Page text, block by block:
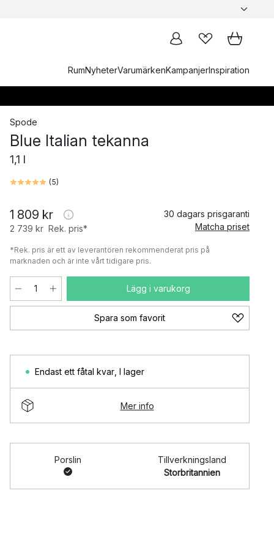
RumNyheterVarumärkenKampanjerInspiration
Spode
Blue Italian tekanna
1,1 l
(5)
1 809 kr
2 739 kr Rek. pris*
30 dagars prisgaranti
Matcha priset
*Rek. pris är ett av leverantören rekommenderat pris på
marknaden och är inte vårt tidigare pris.
Lägg i varukorg
Spara som favorit
Endast ett fåtal kvar I lager
Mer info
Porslin
Tillverkningsland
Storbritannien